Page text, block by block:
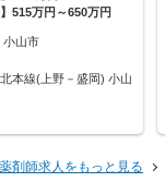
】515万円～650万円
小山市
北本線(上野－盛岡) 小山
剤師求人をもっと見る